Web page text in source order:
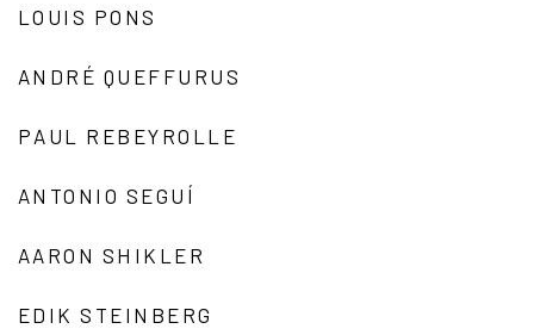
LOUIS PONS
ANDRÉ QUEFFURUS
PAUL REBEYROLLE
ANTONIO SEGUÍ
AARON SHIKLER
EDIK STEINBERG